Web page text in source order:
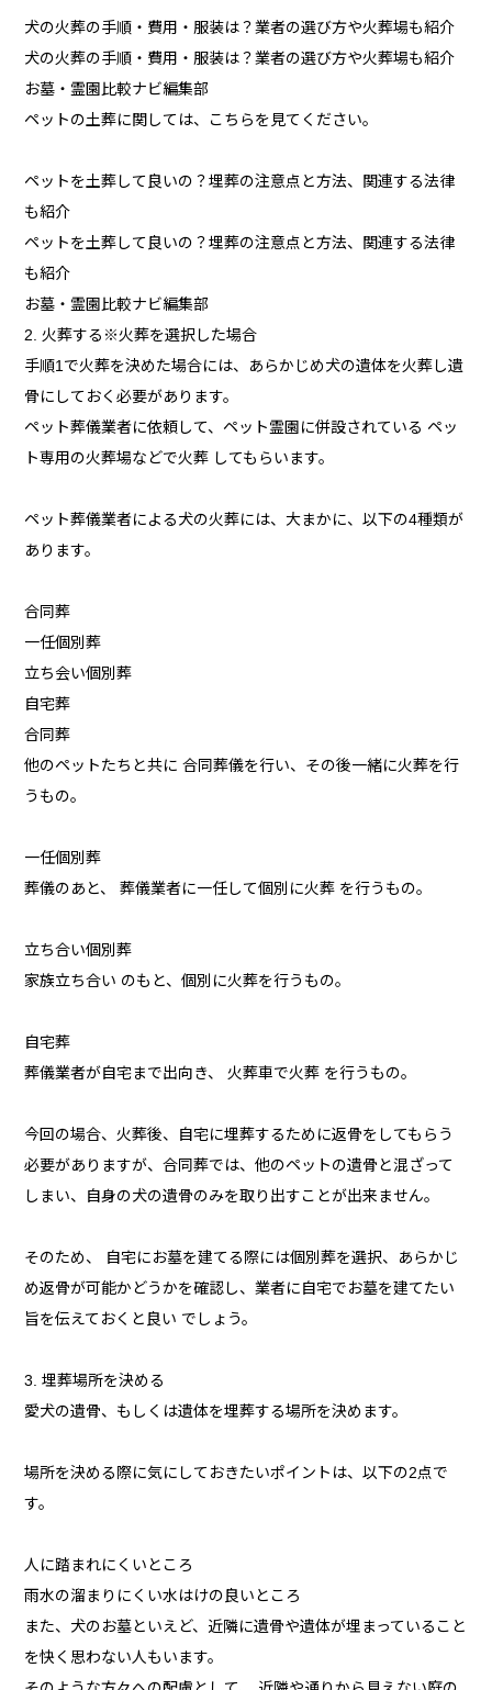
犬の火葬の手順・費用・服装は？業者の選び方や火葬場も紹介
犬の火葬の手順・費用・服装は？業者の選び方や火葬場も紹介
お墓・霊園比較ナビ編集部
ペットの土葬に関しては、こちらを見てください。
ペットを土葬して良いの？埋葬の注意点と方法、関連する法律
も紹介
ペットを土葬して良いの？埋葬の注意点と方法、関連する法律
も紹介
お墓・霊園比較ナビ編集部
2. 火葬する※火葬を選択した場合
手順1で火葬を決めた場合には、あらかじめ犬の遺体を火葬し遺
骨にしておく必要があります。
ペット葬儀業者に依頼して、ペット霊園に併設されている ペッ
ト専用の火葬場などで火葬 してもらいます。
ペット葬儀業者による犬の火葬には、大まかに、以下の4種類が
あります。
合同葬
一任個別葬
立ち会い個別葬
自宅葬
合同葬
他のペットたちと共に 合同葬儀を行い、その後一緒に火葬を行
うもの。
一任個別葬
葬儀のあと、 葬儀業者に一任して個別に火葬 を行うもの。
立ち合い個別葬
家族立ち合い のもと、個別に火葬を行うもの。
自宅葬
葬儀業者が自宅まで出向き、 火葬車で火葬 を行うもの。
今回の場合、火葬後、自宅に埋葬するために返骨をしてもらう
必要がありますが、合同葬では、他のペットの遺骨と混ざって
しまい、自身の犬の遺骨のみを取り出すことが出来ません。
そのため、 自宅にお墓を建てる際には個別葬を選択、あらかじ
め返骨が可能かどうかを確認し、業者に自宅でお墓を建てたい
旨を伝えておくと良い でしょう。
3. 埋葬場所を決める
愛犬の遺骨、もしくは遺体を埋葬する場所を決めます。
場所を決める際に気にしておきたいポイントは、以下の2点で
す。
人に踏まれにくいところ
雨水の溜まりにくい水はけの良いところ
また、犬のお墓といえど、近隣に遺骨や遺体が埋まっていること
を快く思わない人もいます。